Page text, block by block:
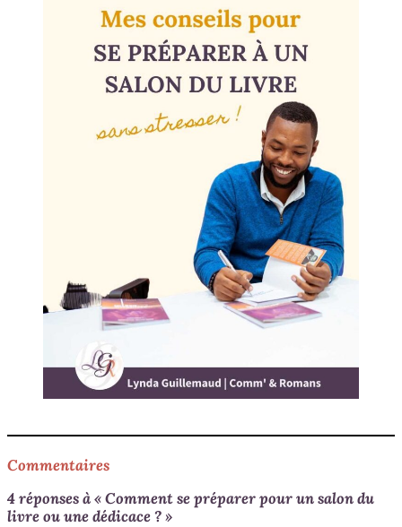
Commentaires
4 réponses à « Comment se préparer pour un salon du
livre ou une dédicace ? »